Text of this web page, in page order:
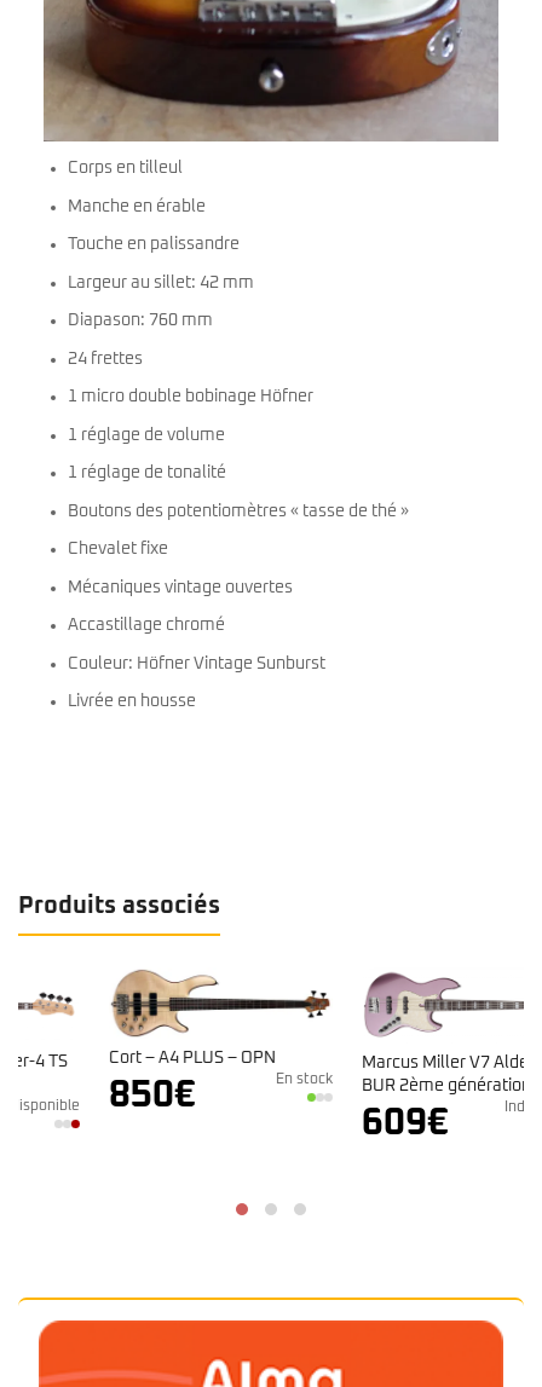
Corps en tilleul
Manche en érable
Touche en palissandre
Largeur au sillet: 42 mm
Diapason: 760 mm
24 frettes
1 micro double bobinage Höfner
1 réglage de volume
1 réglage de tonalité
Boutons des potentiomètres « tasse de thé »
Chevalet fixe
Mécaniques vintage ouvertes
Accastillage chromé
Couleur: Höfner Vintage Sunburst
Livrée en housse
Produits associés
Cort – A4 PLUS – OPN
850 €
Marcus Miller V7 Alder-4
BUR 2ème génération
€ Indisponible